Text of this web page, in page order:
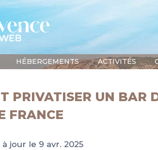
HÉBERGEMENTS ACTIVITÉS
PRIVATISER UN BAR
FRANCE
jour le 9 avr. 2025